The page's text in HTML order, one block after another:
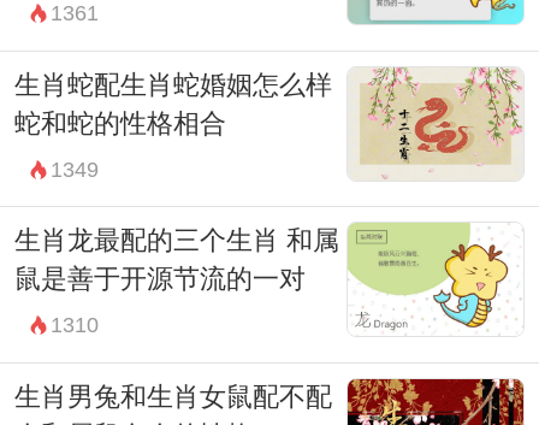
1361
生肖蛇配生肖蛇婚姻怎么样
蛇和蛇的性格相合
1349
生肖龙最配的三个生肖 和属
鼠是善于开源节流的一对
1310
生肖男兔和生肖女鼠配不配